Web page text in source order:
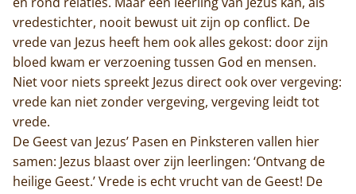
vredestichter, nooit bewust uit zijn op conflict. De
vrede van Jezus heeft hem ook alles gekost: door zijn
bloed kwam er verzoening tussen God en mensen.
Niet voor niets spreekt Jezus direct ook over vergeving:
vrede kan niet zonder vergeving, vergeving leidt tot
vrede.
De Geest van Jezus’ Pasen en Pinksteren vallen hier
samen: Jezus blaast over zijn leerlingen: ‘Ontvang de
heilige Geest.’ Vrede is echt vrucht van de Geest! De